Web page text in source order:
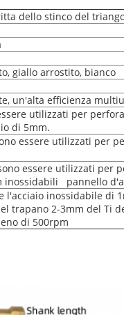
dello stinco del
giallo arrostito, bianco
un'alta efficienza
utilizzati per
di 5mm.
essere utilizzati per
essere utilizzati per
inossidabili pannello
l'acciaio inossidabile di
trapano 2-3mm del Ti
di 500rpm